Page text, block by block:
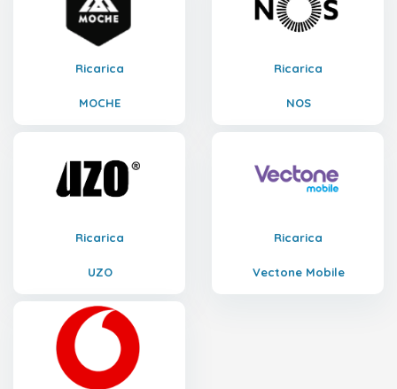
Ricarica
MOCHE
Ricarica
NOS
Ricarica
UZO
Ricarica
Vectone Mobile